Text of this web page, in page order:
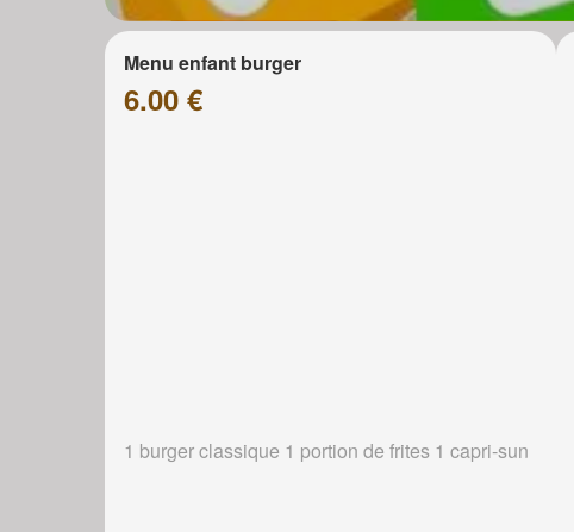
Menu enfant burger
6.00 €
1 burger classique 1 portion de frites 1 capri-sun